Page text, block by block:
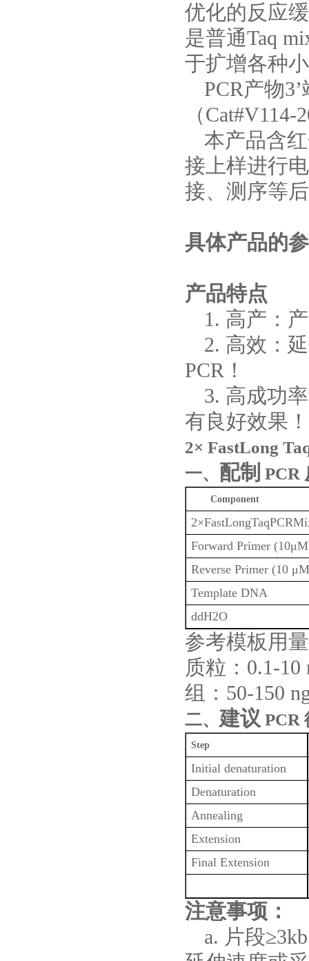
优化的反应
是普通Taq
于扩增各种
PCR产物
（Cat#V114-
本产品含
接上样进行
接、测序等
具体产品的
产品特点
1. 高产：
2. 高效：
PCR！
3. 高成功
有良好效果！
2× FastLong
一、 配制 PCR
Component
Forward Primer
Reverse Primer (10
Template DNA
ddH2O
参考模板用
质粒：0.1-
组：50-150
二、 建议 PCR
Step
Initial denaturation
Denaturation
Annealing
Extension
Final Extension
注意事项：
a. 片段